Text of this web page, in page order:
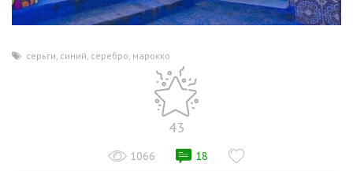
серьги, синий, серебро, марокко
43
1066 18